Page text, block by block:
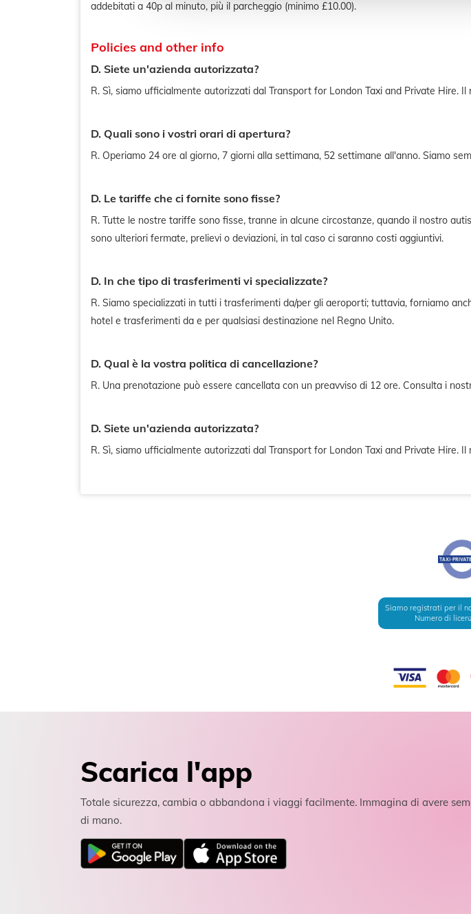
addebitati a 40p al minuto, più il parcheggio (minimo £10.00).
Policies and other info
D. Siete un'azienda autorizzata?
R. Sì, siamo ufficialmente autorizzati dal Transport for London Taxi and Private Hire.
D. Quali sono i vostri orari di apertura?
R. Operiamo 24 ore al giorno, 7 giorni alla settimana, 52 settimane all'anno. Siamo
D. Le tariffe che ci fornite sono fisse?
R. Tutte le nostre tariffe sono fisse, tranne in alcune circostanze, quando il nostro
sono ulteriori fermate, prelievi o deviazioni, in tal caso ci saranno costi aggiuntivi.
D. In che tipo di trasferimenti vi specializzate?
R. Siamo specializzati in tutti i trasferimenti da/per gli aeroporti; tuttavia, forniamo
hotel e trasferimenti da e per qualsiasi destinazione nel Regno Unito.
D. Qual è la vostra politica di cancellazione?
R. Una prenotazione può essere cancellata con un preavviso di 12 ore. Consulta i
D. Siete un'azienda autorizzata?
R. Sì, siamo ufficialmente autorizzati dal Transport for London Taxi and Private Hire.
Siamo registrati per il
Numero di
Scarica l'app
Totale sicurezza, cambia o abbandona i viaggi facilmente. Immagina di avere
di mano.